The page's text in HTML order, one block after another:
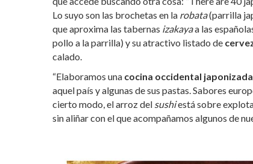
Lo suyo son las brochetas en la robata(parrilla
que aproxima las tabernas izakayaa las
pollo a la parrilla) y su atractivo listado de
calado.
“Elaboramos una cocina occidental japonizada
aquel país y algunas de sus pastas. Sabores
cierto modo, el arroz del sushiestá sobre
sin aliñar con el que acompañamos algunos de